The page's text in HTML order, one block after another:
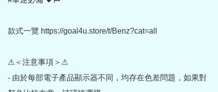
款式一覽 https://goal4u.store/t/Benz?cat=all
⚠＜注意事項＞⚠
- 由於每部電子產品顯示器不同，均存在色差問題，如果對